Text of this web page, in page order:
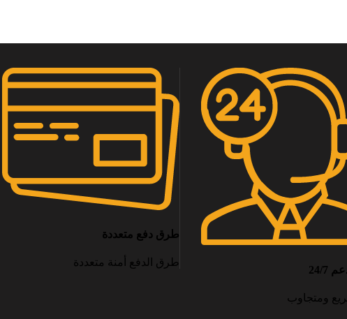
7
ومتجاوب
طرق دفع متعددة
طرق الدفع أمنة متعددة